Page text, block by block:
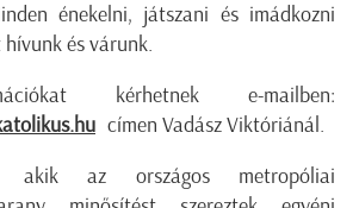
énekelni, játszani és imádkozni
és várunk.
kérhetnek e-mailben:
címen Vadász Viktóriánál.
akik az országos metropóliai